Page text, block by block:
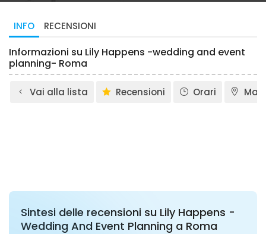
INFO RECENSIONI
Informazioni su Lily Happens -wedding and event
planning- Roma
Vai alla lista Recensioni Orari
Sintesi delle recensioni su Lily Happens -
Wedding And Event Planning a Roma